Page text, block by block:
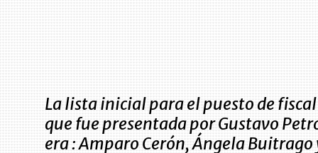
La lista inicial para el puesto de fiscal
que fue presentada por Gustavo
era : Amparo Cerón, Ángela Buitrago